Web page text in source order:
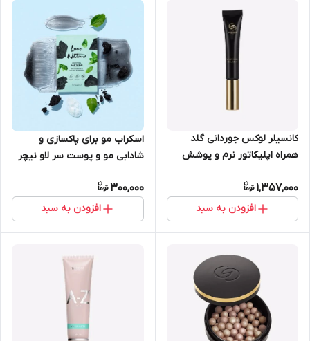
کانسیلر لوکس جوردانی گلد
همراه اپلیکاتور نرم و پوشش
1,357,000
افزودن به سبد
اسکراب مو برای پاکسازی و
شادابی مو و پوست سر لاو نیچر
43253
300,000
افزودن به سبد